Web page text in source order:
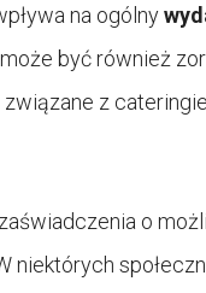
na ogólny
być również
związane z
zaświadczenia o
niektórych